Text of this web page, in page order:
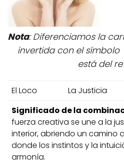
Nota: Diferenciamos la
invertida con el
está del
El Loco La Justicia
Significado de la
fuerza creativa se une a la
interior, abriendo un camino
donde los instintos y la
armonía.